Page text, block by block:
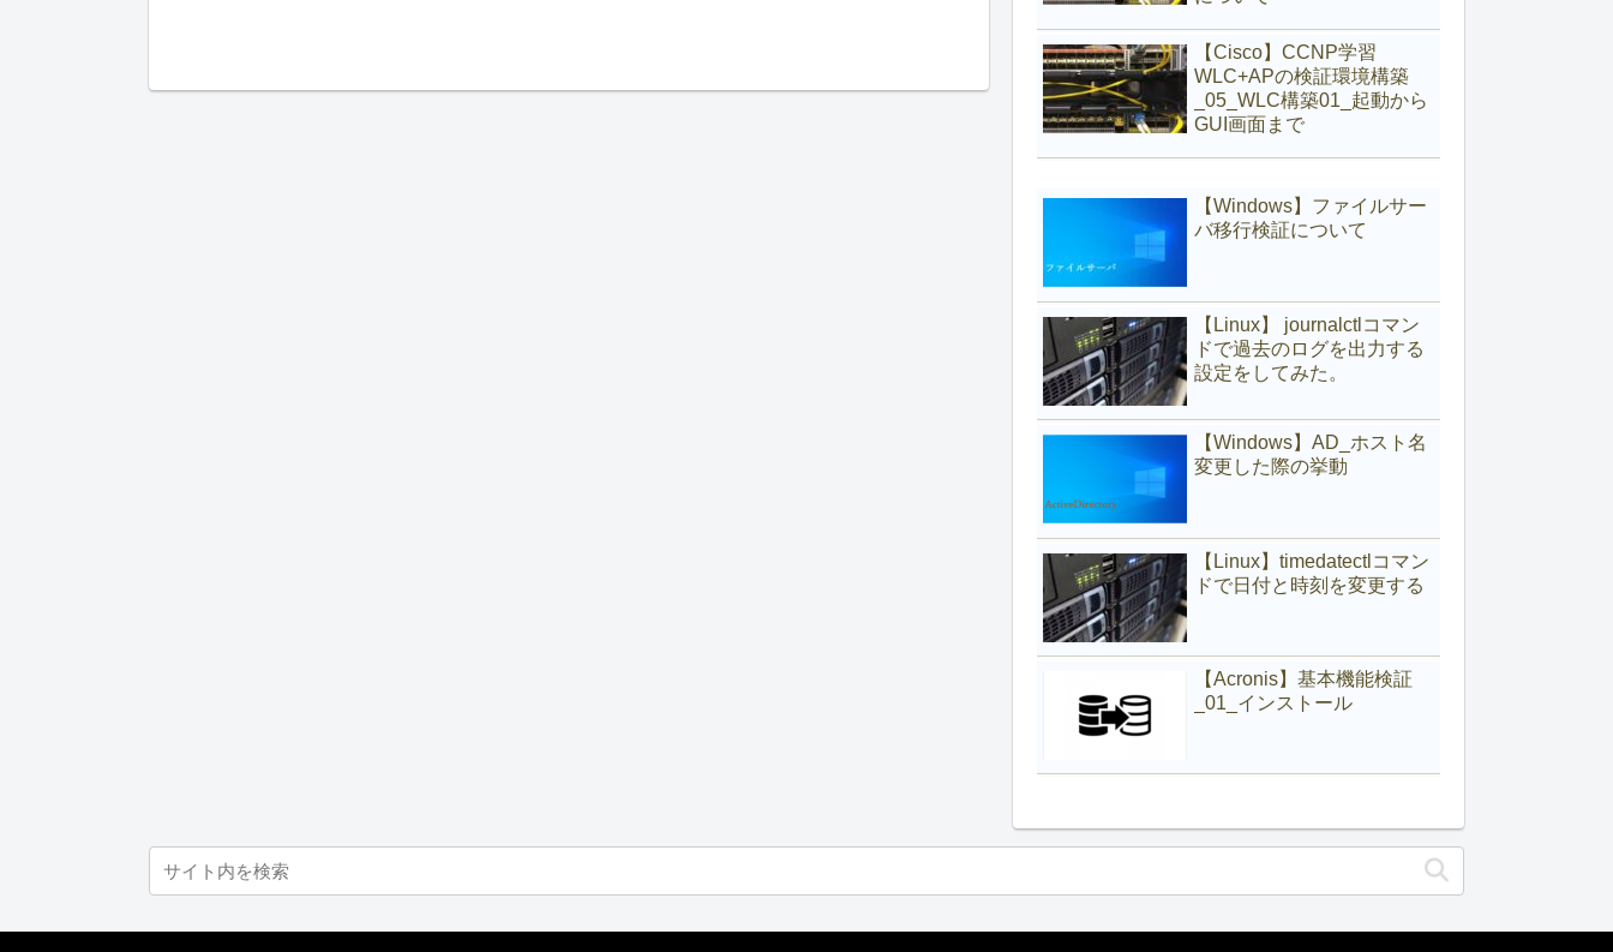
【Cisco】CCNP学習
WLC+APの検証環境構築
_05_WLC構築01_起動から
GUI画面まで
【Windows】ファイルサー
バ移行検証について
【Linux】 journalctlコマン
ドで過去のログを出力する
設定をしてみた。
【Windows】AD_ホスト名
変更した際の挙動
【Linux】timedatectlコマン
ドで日付と時刻を変更する
【Acronis】基本機能検証
_01_インストール